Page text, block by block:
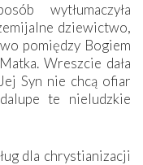
wytłumaczyła
dziewictwo,
pomiędzy Bogiem
Wreszcie dała
Syn nie chcą ofiar
te nieludzkie
dla chrystianizacji